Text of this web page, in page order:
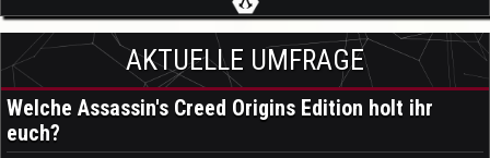
AKTUELLE UMFRAGE
Welche Assassin's Creed Origins Edition holt ihr
euch?